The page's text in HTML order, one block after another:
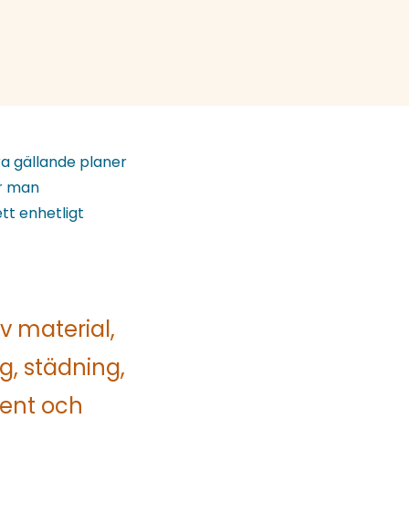
gällande planer
man
enhetligt
material,
städning,
och